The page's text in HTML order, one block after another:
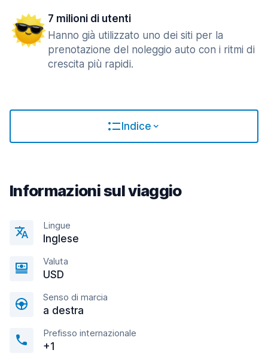
7 milioni di utenti
Hanno già utilizzato uno dei siti per la
prenotazione del noleggio auto con i ritmi di
crescita più rapidi.
Indice
Informazioni sul viaggio
Lingue
Inglese
Valuta
USD
Senso di marcia
a destra
Prefisso internazionale
+1